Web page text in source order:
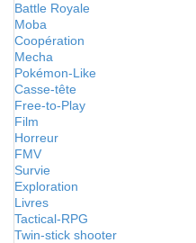
Battle Royale
Moba
Coopération
Mecha
Pokémon-Like
Casse-tête
Free-to-Play
Film
Horreur
FMV
Survie
Exploration
Livres
Tactical-RPG
Twin-stick shooter